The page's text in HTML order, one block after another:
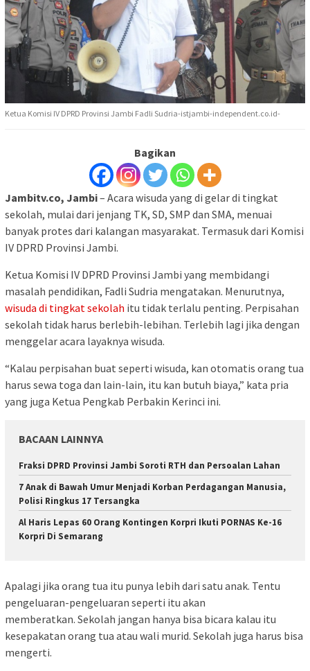
Ketua Komisi IV DPRD Provinsi Jambi Fadli Sudria-istjambi-independent.co.id-
Bagikan
Jambitv.co, Jambi– Acara wisuda yang di gelar di tingkat
sekolah, mulai dari jenjang TK, SD, SMP dan SMA, menuai
banyak protes dari kalangan masyarakat. Termasuk dari Komisi
IV DPRD Provinsi Jambi.
Ketua Komisi IV DPRD Provinsi Jambi yang membidangi
masalah pendidikan, Fadli Sudria mengatakan. Menurutnya,
wisuda di tingkat sekolah itu tidak terlalu penting. Perpisahan
sekolah tidak harus berlebih-lebihan. Terlebih lagi jika dengan
menggelar acara layaknya wisuda.
“Kalau perpisahan buat seperti wisuda, kan otomatis orang tua
harus sewa toga dan lain-lain, itu kan butuh biaya,” kata pria
yang juga Ketua Pengkab Perbakin Kerinci ini.
BACAAN LAINNYA
Fraksi DPRD Provinsi Jambi Soroti RTH dan Persoalan Lahan
7 Anak di Bawah Umur Menjadi Korban Perdagangan Manusia,
Polisi Ringkus 17 Tersangka
Al Haris Lepas 60 Orang Kontingen Korpri Ikuti PORNAS Ke-16
Korpri Di Semarang
Apalagi jika orang tua itu punya lebih dari satu anak. Tentu
pengeluaran-pengeluaran seperti itu akan
memberatkan. Sekolah jangan hanya bisa bicara kalau itu
kesepakatan orang tua atau wali murid. Sekolah juga harus bisa
mengerti.